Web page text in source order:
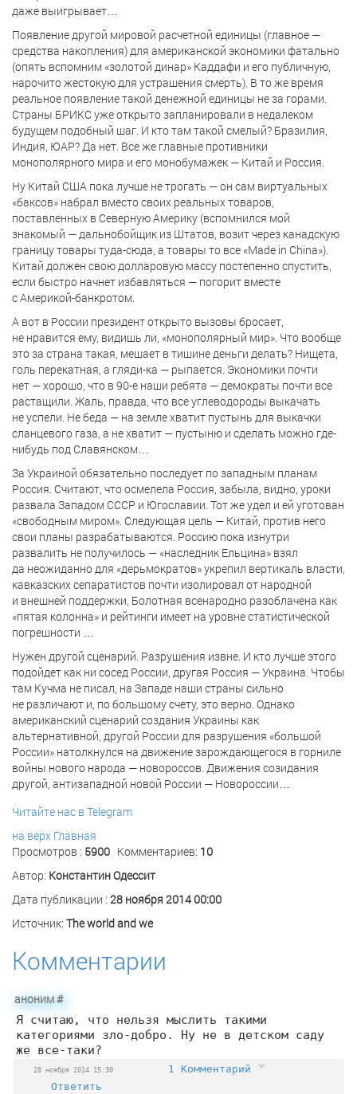
даже выигрывает…
Появление другой мировой расчетной единицы (главное —
средства накопления) для американской экономики фатально
(опять вспомним «золотой динар» Каддафи и его публичную,
нарочито жестокую для устрашения смерть). В то же время
реальное появление такой денежной единицы не за горами.
Страны БРИКС уже открыто запланировали в недалеком
будущем подобный шаг. И кто там такой смелый? Бразилия,
Индия, ЮАР? Да нет. Все же главные противники
монополярного мира и его монобумажек — Китай и Россия.
Ну Китай США пока лучше не трогать — он сам виртуальных
«баксов» набрал вместо своих реальных товаров,
поставленных в Северную Америку (вспомнился мой
знакомый — дальнобойщик из Штатов, возит через канадскую
границу товары туда-сюда, а товары то все «Made in China»).
Китай должен свою долларовую массу постепенно спустить,
если быстро начнет избавляться — погорит вместе
с Америкой-банкротом.
А вот в России президент открыто вызовы бросает,
не нравится ему, видишь ли, «монополярный мир». Что вообще
это за страна такая, мешает в тишине деньги делать? Нищета,
голь перекатная, а гляди-ка — рыпается. Экономики почти
нет — хорошо, что в 90-е наши ребята — демократы почти все
растащили. Жаль, правда, что все углеводороды выкачать
не успели. Не беда — на земле хватит пустынь для выкачки
сланцевого газа, а не хватит — пустыню и сделать можно где-
нибудь под Славянском…
За Украиной обязательно последует по западным планам
Россия. Считают, что осмелела Россия, забыла, видно, уроки
развала Западом СССР и Югославии. Тот же удел и ей уготован
«свободным миром». Следующая цель — Китай, против него
свои планы разрабатываются. Россию пока изнутри
развалить не получилось — «наследник Ельцина» взял
да неожиданно для «дерьмократов» укрепил вертикаль власти,
кавказских сепаратистов почти изолировал от народной
и внешней поддержки, Болотная всенародно разоблачена как
«пятая колонна» и рейтинги имеет на уровне статистической
погрешности …
Нужен другой сценарий. Разрушения извне. И кто лучше этого
подойдет как ни сосед России, другая Россия — Украина. Чтобы
там Кучма не писал, на Западе наши страны сильно
не различают и, по большому счету, это верно. Однако
американский сценарий создания Украины как
альтернативной, другой России для разрушения «большой
России» натолкнулся на движение зарождающегося в горниле
войны нового народа — новороссов. Движения созидания
другой, антизападной новой России — Новороссии…
Читайте нас в Telegram
на верх Главная
Просмотров : 5900 Комментариев: 10
Автор: Константин Одессит
Дата публикации : 28 ноября 2014 00:00
Источник: The world and we
Комментарии
аноним#
Я считаю, что нельзя мыслить такими
категориями зло-добро. Ну не в детском саду
же все-таки?
28 ноября 2014 15:30
1 Комментарий
Ответить